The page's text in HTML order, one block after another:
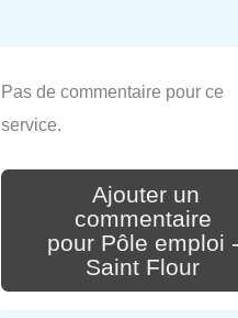
Pas de commentaire pour ce
service.
Ajouter un
commentaire
pour Pôle emploi -
Saint Flour